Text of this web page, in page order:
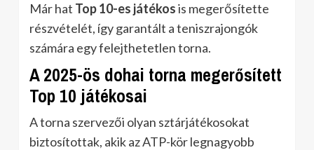
Már hat Top 10-es játékosis megerősítette
részvételét, így garantált a teniszrajongók
számára egy felejthetetlen torna.
A 2025-ös dohai torna megerősített
Top 10 játékosai
A torna szervezői olyan sztárjátékosokat
biztosítottak, akik az ATP-kör legnagyobb